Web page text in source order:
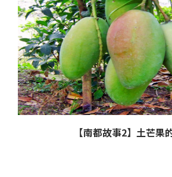
【南都故事2】土芒果